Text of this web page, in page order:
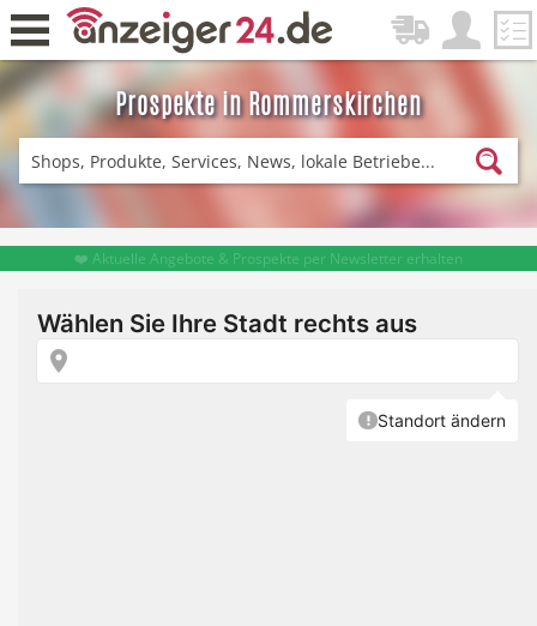
Prospekte in Rommerskirchen
Zurück
Fitness & Sport Einkaufen
DE-News
❤️ Aktuelle Angebote & Prospekte per Newsletter erhalten